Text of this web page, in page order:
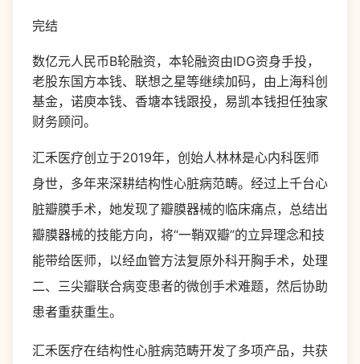
完结
数亿元人民币B轮融资，本轮融资由IDG资身手投，
老股东国方本钱、联想之星等继续加码，由上海科创
基金，诺庾本钱、香塘本钱跟投，易凯本钱担任独家
财务顾问。
汇禾医疗创立于2019年，创始人林林是心内科医师
身世，多年来深耕结构性心脏病范畴。经过上千台心
脏瓣膜手术，她发现了瓣膜器械的临床痛点，总结出
瓣膜器械的技能方向，将“一鞘双瓣”的立异理念和技
能带给医师，以经血管方法复原外科开胸手术，处理
二、三尖瓣联合病变患者的微创手术难题，然后协助
患者重获重生。
汇禾医疗在结构性心脏病范畴开发了多项产品，共获